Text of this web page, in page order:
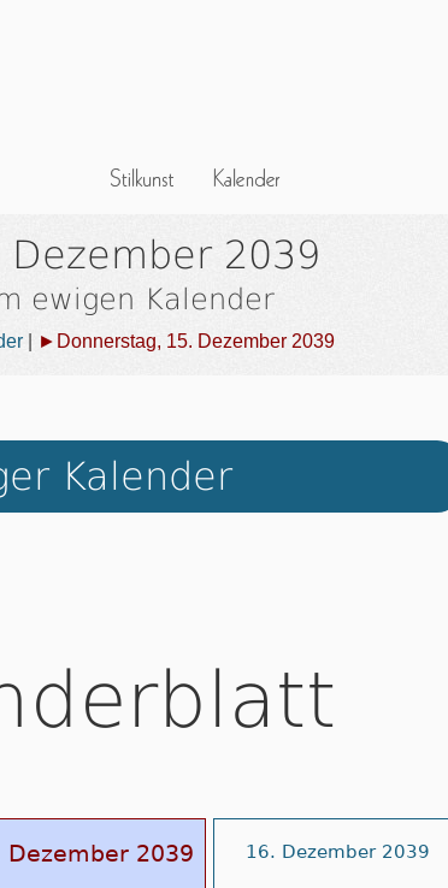
2039
ewigen Kalender
►Donnerstag, 15. Dezember 2039
Kalender
Dezember 2039 16. Dezember 2039